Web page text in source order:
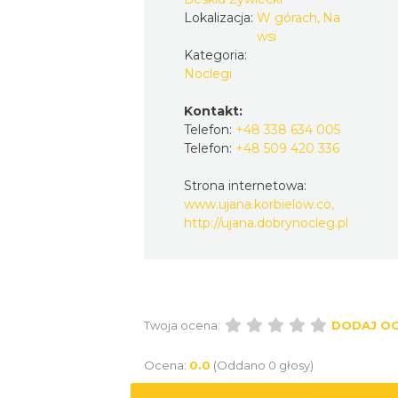
Lokalizacja: W górach, Na
wsi
Kategoria:
Noclegi
Kontakt:
Telefon: +48 338 634 005
Telefon: +48 509 420 336
Strona internetowa:
www.ujana.korbielow.co,
http://ujana.dobrynocleg.pl
Twoja ocena: DODAJ
Ocena: 0.0 (Oddano 0 głosy)